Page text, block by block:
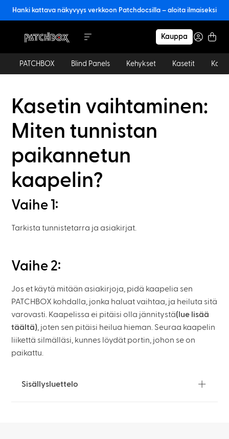
Hanki kattava näkyvyys verkkoon Patchdocsilla – aloita ilmaiseksi
Kauppa
PATCHBOX Blind Panels Kehykset Kasetit
Kasetin vaihtaminen:
Miten tunnistan
paikannetun
kaapelin?
Vaihe 1:
Tarkista tunnistetarra ja asiakirjat.
Vaihe 2:
Jos et käytä mitään asiakirjoja, pidä kaapelia sen
PATCHBOX kohdalla, jonka haluat vaihtaa, ja heiluta sitä
varovasti. Kaapelissa ei pitäisi olla jännitystä(lue lisää
täältä), joten sen pitäisi heilua hieman. Seuraa kaapelin
liikettä silmälläsi, kunnes löydät portin, johon se on
paikattu.
Sisällysluettelo